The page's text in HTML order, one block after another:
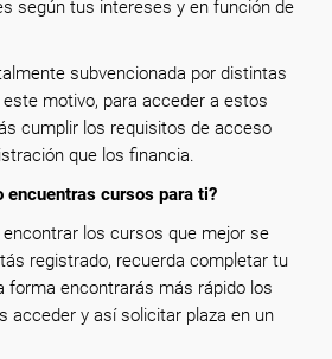
según tus intereses y en función de
subvencionada por distintas
motivo, para acceder a estos
cumplir los requisitos de acceso
que los financia.
encuentras cursos para ti?
los cursos que mejor se
registrado, recuerda completar tu
forma encontrarás más rápido los
acceder y así solicitar plaza en un